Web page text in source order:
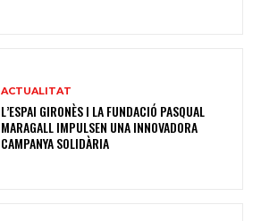
ACTUALITAT
L’ESPAI GIRONÈS I LA FUNDACIÓ PASQUAL
MARAGALL IMPULSEN UNA INNOVADORA
CAMPANYA SOLIDÀRIA